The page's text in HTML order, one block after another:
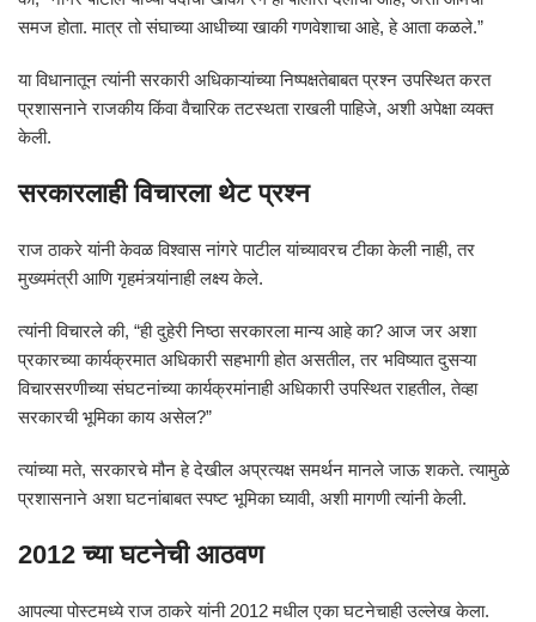
समज होता. मात्र तो संघाच्या आधीच्या खाकी गणवेशाचा आहे, हे आता कळले.”
या विधानातून त्यांनी सरकारी अधिकाऱ्यांच्या निष्पक्षतेबाबत प्रश्न उपस्थित करत
प्रशासनाने राजकीय किंवा वैचारिक तटस्थता राखली पाहिजे, अशी अपेक्षा व्यक्त
केली.
सरकारलाही विचारला थेट प्रश्न
राज ठाकरे यांनी केवळ विश्वास नांगरे पाटील यांच्यावरच टीका केली नाही, तर
मुख्यमंत्री आणि गृहमंत्र्यांनाही लक्ष्य केले.
त्यांनी विचारले की, “ही दुहेरी निष्ठा सरकारला मान्य आहे का? आज जर अशा
प्रकारच्या कार्यक्रमात अधिकारी सहभागी होत असतील, तर भविष्यात दुसऱ्या
विचारसरणीच्या संघटनांच्या कार्यक्रमांनाही अधिकारी उपस्थित राहतील, तेव्हा
सरकारची भूमिका काय असेल?”
त्यांच्या मते, सरकारचे मौन हे देखील अप्रत्यक्ष समर्थन मानले जाऊ शकते. त्यामुळे
प्रशासनाने अशा घटनांबाबत स्पष्ट भूमिका घ्यावी, अशी मागणी त्यांनी केली.
2012 च्या घटनेची आठवण
आपल्या पोस्टमध्ये राज ठाकरे यांनी 2012 मधील एका घटनेचाही उल्लेख केला.